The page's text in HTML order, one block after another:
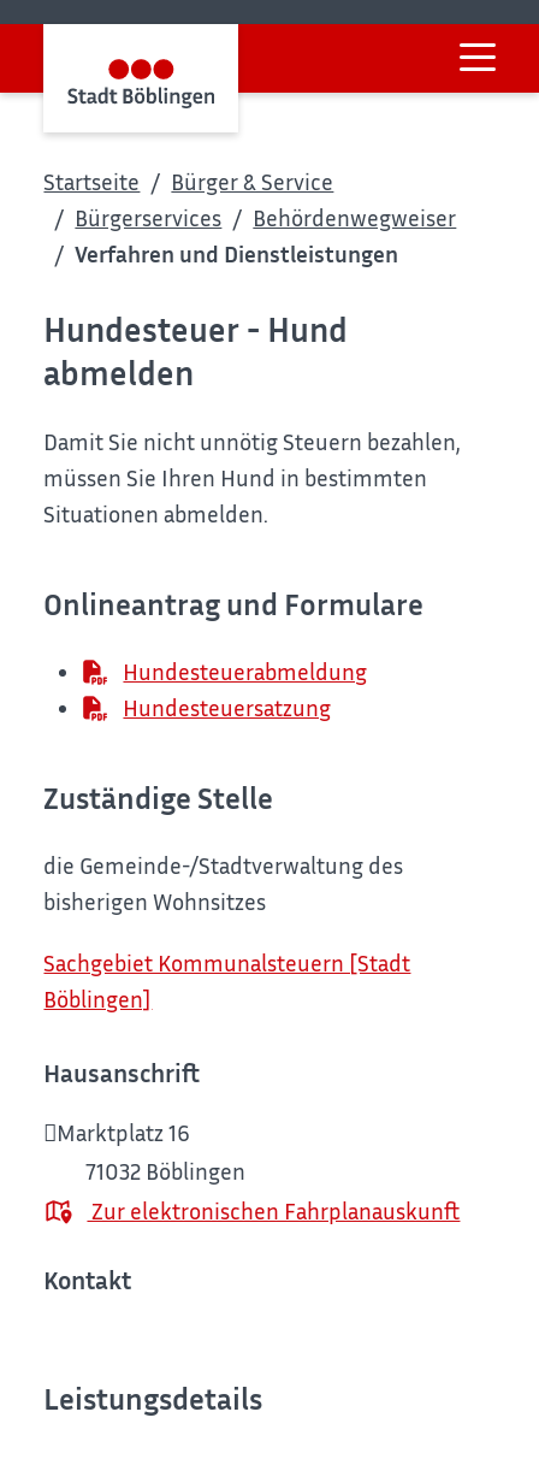
Startseite
Bürger & Service
Bürgerservices
Behördenwegweiser
Verfahren und Dienstleistungen
Hundesteuer - Hund
abmelden
Damit Sie nicht unnötig Steuern bezahlen,
müssen Sie Ihren Hund in bestimmten
Situationen abmelden.
Onlineantrag und Formulare
Hundesteuerabmeldung
Hundesteuersatzung
Zuständige Stelle
die Gemeinde-/Stadtverwaltung des
bisherigen Wohnsitzes
Sachgebiet Kommunalsteuern [Stadt
Böblingen]
Hausanschrift
Marktplatz 16
71032 Böblingen
Zur elektronischen Fahrplanauskunft
Kontakt
Leistungsdetails